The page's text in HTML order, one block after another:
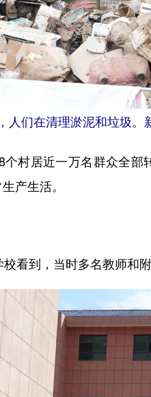
人们在清理淤泥和垃圾。
居近一万名群众全部
产生活。
到，当时多名教师和附